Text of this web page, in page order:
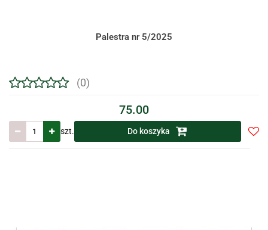
Palestra nr 5/2025
(0)
75.00
szt. Do koszyka